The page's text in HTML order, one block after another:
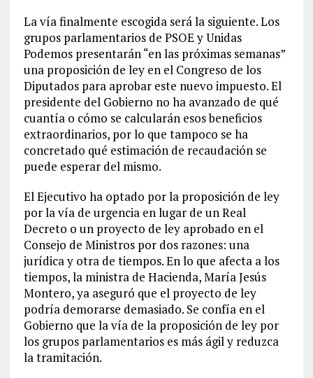
La vía finalmente escogida será la siguiente. Los
grupos parlamentarios de PSOE y Unidas
Podemos presentarán “en las próximas semanas”
una proposición de ley en el Congreso de los
Diputados para aprobar este nuevo impuesto. El
presidente del Gobierno no ha avanzado de qué
cuantía o cómo se calcularán esos beneficios
extraordinarios, por lo que tampoco se ha
concretado qué estimación de recaudación se
puede esperar del mismo.
El Ejecutivo ha optado por la proposición de ley
por la vía de urgencia en lugar de un Real
Decreto o un proyecto de ley aprobado en el
Consejo de Ministros por dos razones: una
jurídica y otra de tiempos. En lo que afecta a los
tiempos, la ministra de Hacienda, María Jesús
Montero, ya aseguró que el proyecto de ley
podría demorarse demasiado. Se confía en el
Gobierno que la vía de la proposición de ley por
los grupos parlamentarios es más ágil y reduzca
la tramitación.